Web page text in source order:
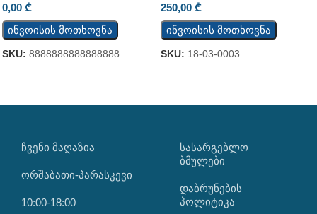
0,00 ₾
ინვოისის მოთხოვნა
SKU: 8888888888888888
250,00 ₾
ინვოისის მოთხოვნა
SKU: 18-03-0003
ᲩᲕᲔᲜᲘ ᲛᲐᲦᲐᲖᲘᲐ
ორშაბათი-პარასკევი
10:00-18:00
ᲡᲐᲡᲐᲠᲒᲔᲑᲚᲝ
ᲑᲛᲣᲚᲔᲑᲘ
დაბრუნების
პოლიტიკა